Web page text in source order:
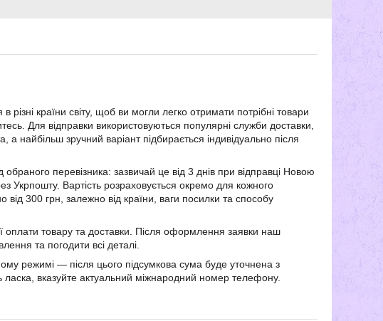
країни світу, щоб ви могли легко отримати потрібні товари
Для відправки використовуються популярні служби доставки,
а найбільш зручний варіант підбирається індивідуально після
обраного перевізника: зазвичай це від 3 днів при відправці Новою
Укрпошту. Вартість розраховується окремо для кожного
від 300 грн, залежно від країни, ваги посилки та способу
оплати товару та доставки. Після оформлення заявки наш
та погодити всі деталі.
режимі — після цього підсумкова сума буде уточнена з
вказуйте актуальний міжнародний номер телефону.